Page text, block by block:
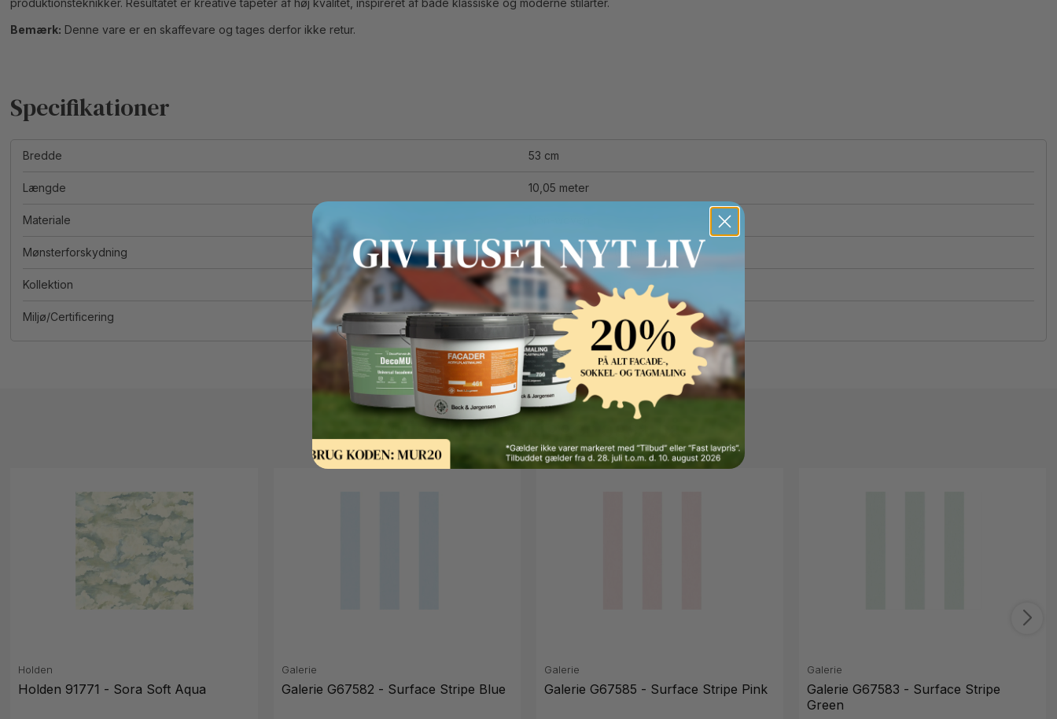
produktionsteknikker. Resultatet er kreative tapeter af høj kvalitet, inspireret af både klassiske og moderne stilarter.
Bemærk: Denne vare er en skaffevare og tages derfor ikke retur.
Bredde 53 cm
Længde 10,05 meter
Materiale
Mønsterforskydning 53 cm / 26,5 cm (Forskudt)
Kollektion The Lost Gardens
Miljø/Certificering
Andre kunder kigger også på
Holden
Holden 91771 - Sora Soft Aqua
Galerie
Galerie G67582 - Surface Stripe Blue
Galerie
Galerie G67585 - Surface Stripe Pink
Galerie
Galerie G67583 - Surface Stripe
Green